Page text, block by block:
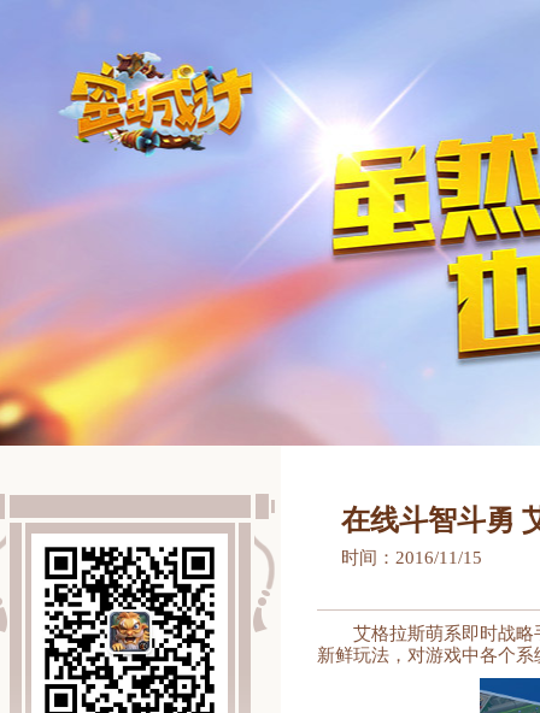
在线斗智斗勇
时间：2016/11/15
艾格拉斯萌系即时战
新鲜玩法，对游戏中各个